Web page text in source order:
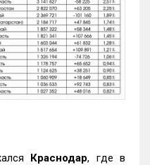
Краснодар, где в